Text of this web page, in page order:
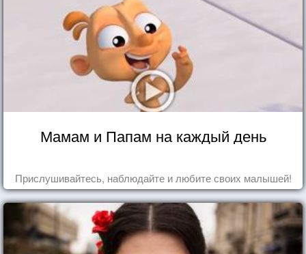
Мамам и Папам на каждый день
Прислушивайтесь, наблюдайте и любите своих малышей!